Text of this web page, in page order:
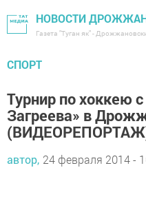
НОВОСТИ
Газета "Туган як" -
СПОРТ
Турнир по хоккею
Загреева» в
автор, 24 февраля 2014 -